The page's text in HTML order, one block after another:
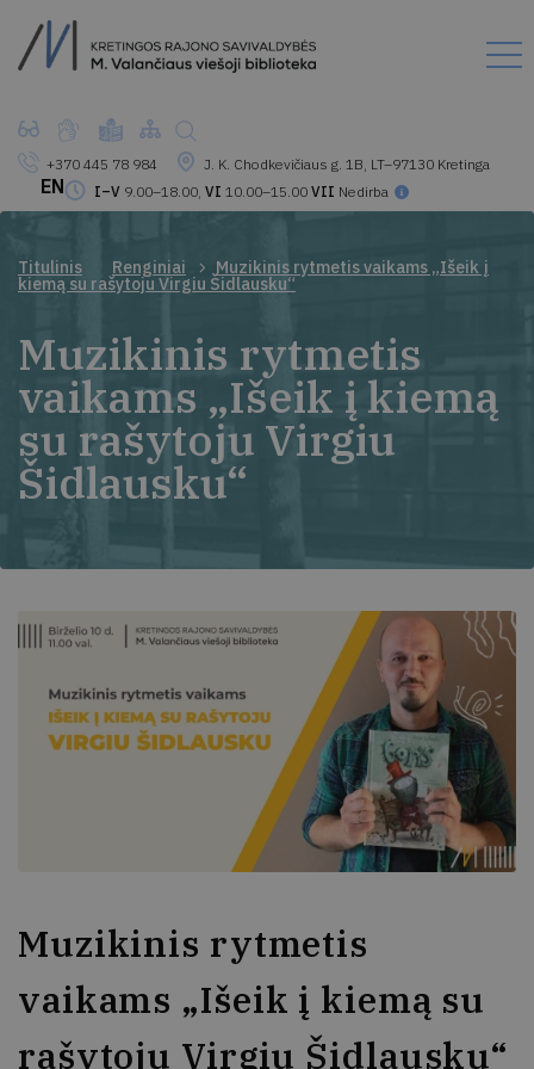
+370 445 78 984
J. K. Chodkevičiaus g. 1B, LT–97130 Kretinga
I–V 9.00–18.00, VI 10.00–15.00 VII Nedirba
EN
Titulinis Renginiai Muzikinis rytmetis vaikams „Išeik į
kiemą su rašytoju Virgiu Šidlausku“
Muzikinis rytmetis
vaikams „Išeik į kiemą
su rašytoju Virgiu
Šidlausku“
Muzikinis rytmetis
vaikams „Išeik į kiemą su
rašytoju Virgiu Šidlausku“